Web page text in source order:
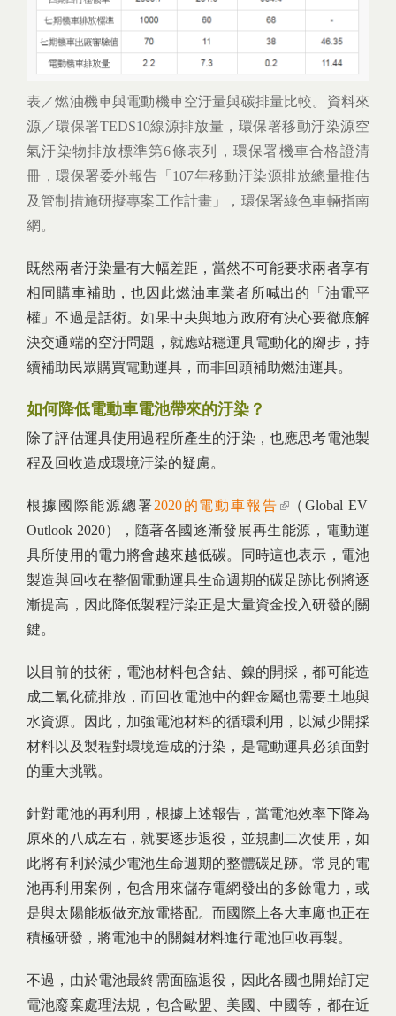
表／燃油機車與電動機車空汙量與碳排量比較。資料來
源／環保署TEDS10線源排放量，環保署移動汙染源空
氣汙染物排放標準第6條表列，環保署機車合格證清
冊，環保署委外報告「107年移動汙染源排放總量推估
及管制措施研擬專案工作計畫」，環保署綠色車輛指南
網。
既然兩者汙染量有大幅差距，當然不可能要求兩者享有
相同購車補助，也因此燃油車業者所喊出的「油電平
權」不過是話術。如果中央與地方政府有決心要徹底解
決交通端的空汙問題，就應站穩運具電動化的腳步，持
續補助民眾購買電動運具，而非回頭補助燃油運具。
如何降低電動車電池帶來的汙染？
除了評估運具使用過程所產生的汙染，也應思考電池製
程及回收造成環境汙染的疑慮。
根據國際能源總署2020的電動車報告 (link is external)
（Global EV
Outlook 2020），隨著各國逐漸發展再生能源，電動運
具所使用的電力將會越來越低碳。同時這也表示，電池
製造與回收在整個電動運具生命週期的碳足跡比例將逐
漸提高，因此降低製程汙染正是大量資金投入研發的關
鍵。
以目前的技術，電池材料包含鈷、鎳的開採，都可能造
成二氧化硫排放，而回收電池中的鋰金屬也需要土地與
水資源。因此，加強電池材料的循環利用，以減少開採
材料以及製程對環境造成的汙染，是電動運具必須面對
的重大挑戰。
針對電池的再利用，根據上述報告，當電池效率下降為
原來的八成左右，就要逐步退役，並規劃二次使用，如
此將有利於減少電池生命週期的整體碳足跡。常見的電
池再利用案例，包含用來儲存電網發出的多餘電力，或
是與太陽能板做充放電搭配。而國際上各大車廠也正在
積極研發，將電池中的關鍵材料進行電池回收再製。
不過，由於電池最終需面臨退役，因此各國也開始訂定
電池廢棄處理法規，包含歐盟、美國、中國等，都在近